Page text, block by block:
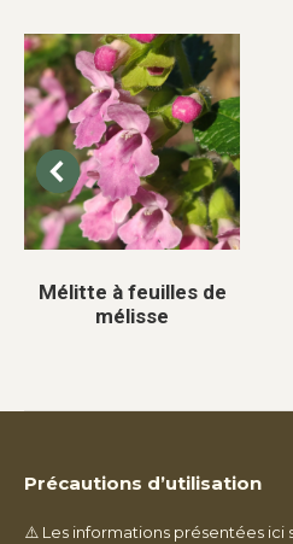
Mélitte à feuilles de
mélisse
Précautions d’utilisation
⚠️ Les informations présentées ici